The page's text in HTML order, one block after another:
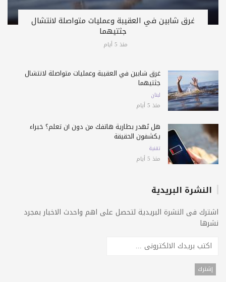
غرق شابين في العقيبة وعمليات متواصلة لانتشال
جثتيهما
منذ 5 أيام
غرق شابين في العقيبة وعمليات متواصلة لانتشال
جثتيهما
لبنان
منذ 5 أيام
هل تُهدر بطارية هاتفك من دون أن تعلم؟ خبراء
يكشفون الحقيقة
تقنية
منذ 5 أيام
النشرة البريدية
اشترك فى النشرة البريدية لتحصل على اهم واحدث الاخبار بمجرد
نشرها